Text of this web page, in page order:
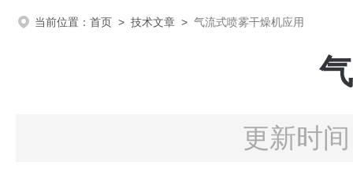
当前位置： 首页 > 技术文章 > 气流式喷雾干燥机应用
更新时